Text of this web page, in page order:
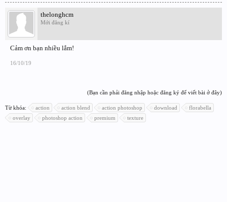
thelonghcm
Mới đăng kí
Cảm ơn bạn nhiều lắm!
16/10/19
(Bạn cần phải đăng nhập hoặc đăng ký để viết bài ở đây)
Từ khóa: action action blend action photoshop download
florabella
overlay
photoshop action premium texture